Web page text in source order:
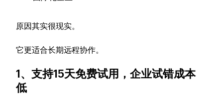
原因其实很现实。
它更适合长期远程协作。
1、支持15天免费试用，企业试错成本
低